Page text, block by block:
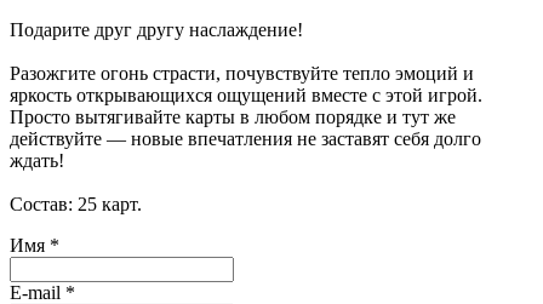
Подарите друг другу наслаждение!
Разожгите огонь страсти, почувствуйте тепло эмоций и
яркость открывающихся ощущений вместе с этой игрой.
Просто вытягивайте карты в любом порядке и тут же
действуйте — новые впечатления не заставят себя долго
ждать!
Состав: 25 карт.
Имя *
E-mail *